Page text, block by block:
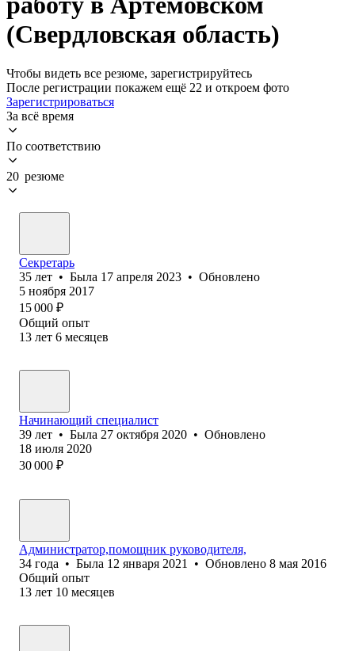
(Свердловская область)
Чтобы видеть все резюме, зарегистрируйтесь
После регистрации покажем ещё 22 и откроем фото
Зарегистрироваться
За всё время
По соответствию
20 резюме
Секретарь
35 лет • Была 17 апреля 2023 • Обновлено
5 ноября 2017
15 000 ₽
Общий опыт
13 лет 6 месяцев
Начинающий специалист
39 лет • Была 27 октября 2020 • Обновлено
18 июля 2020
30 000 ₽
Администратор,помощник руководителя,
34 года • Была 12 января 2021 • Обновлено 8 мая 2016
Общий опыт
13 лет 10 месяцев